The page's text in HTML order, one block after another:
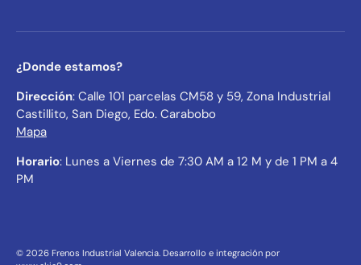
¿Donde estamos?
Dirección: Calle 101 parcelas CM58 y 59, Zona Industrial
Castillito, San Diego, Edo. Carabobo
Mapa
Horario: Lunes a Viernes de 7:30 AM a 12 M y de 1 PM a 4
PM
© 2026 Frenos Industrial Valencia. Desarrollo e integración por